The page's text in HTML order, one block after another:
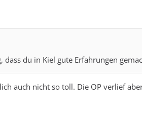
dass du in Kiel gute Erfahrungen
auch nicht so toll. Die OP verlief